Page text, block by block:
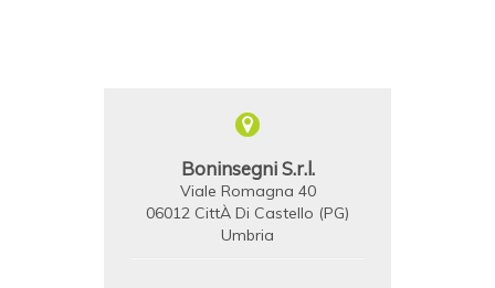
Boninsegni S.r.l.
Viale Romagna 40
06012 CittÀ Di Castello (PG)
Umbria